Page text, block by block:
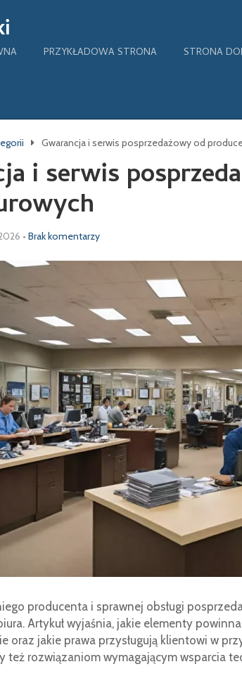
PRZYKŁADOWA STRONA STRONA
Gwarancja i serwis posprzedażowy od
i serwis
• Brak komentarzy
producenta i sprawnej obsługi
Artykuł wyjaśnia, jakie elementy
oraz jakie prawa przysługują klientowi w
też rozwiązaniom wymagającym wsparcia